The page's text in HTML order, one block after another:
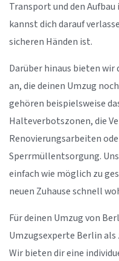
Transport und den Aufbau
kannst dich darauf
sicheren Händen ist.
Darüber hinaus bieten
an, die deinen Umzug
gehören beispielsweise
Halteverbotszonen, die
Renovierungsarbeiten
Sperrmüllentsorgung.
einfach wie möglich zu
neuen Zuhause schnell
Für deinen Umzug von
Umzugsexperte Berlin
Wir bieten dir eine